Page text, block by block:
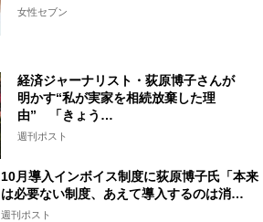
女性セブン
経済ジャーナリスト・荻原博子さんが
明かす“私が実家を相続放棄した理
由” 「きょう…
週刊ポスト
10月導入インボイス制度に荻原博子氏「本来
は必要ない制度、あえて導入するのは消…
週刊ポスト